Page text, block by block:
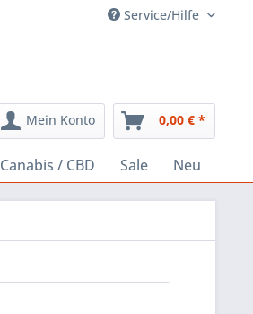
Service/Hilfe
Mein Konto 0,00 € *
Canabis / CBD Sale Neu